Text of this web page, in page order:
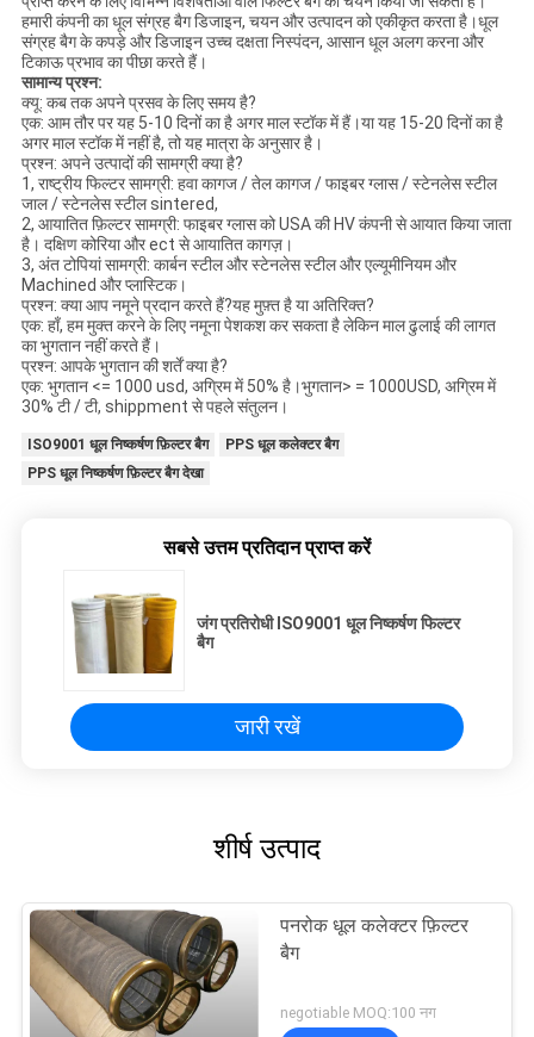
हमारी कंपनी का धूल संग्रह बैग डिजाइन, चयन और उत्पादन को एकीकृत करता है।धूल
संग्रह बैग के कपड़े और डिजाइन उच्च दक्षता निस्पंदन, आसान धूल अलग करना और
टिकाऊ प्रभाव का पीछा करते हैं।
सामान्य प्रश्न:
क्यू: कब तक अपने प्रसव के लिए समय है?
एक: आम तौर पर यह 5-10 दिनों का है अगर माल स्टॉक में हैं।या यह 15-20 दिनों का है
अगर माल स्टॉक में नहीं है, तो यह मात्रा के अनुसार है।
प्रश्न: अपने उत्पादों की सामग्री क्या है?
1, राष्ट्रीय फिल्टर सामग्री: हवा कागज / तेल कागज / फाइबर ग्लास / स्टेनलेस स्टील
जाल / स्टेनलेस स्टील sintered,
2, आयातित फ़िल्टर सामग्री: फाइबर ग्लास को USA की HV कंपनी से आयात किया जाता
है। दक्षिण कोरिया और ect से आयातित कागज़।
3, अंत टोपियां सामग्री: कार्बन स्टील और स्टेनलेस स्टील और एल्यूमीनियम और
Machined और प्लास्टिक।
प्रश्न: क्या आप नमूने प्रदान करते हैं?यह मुफ़्त है या अतिरिक्त?
एक: हाँ, हम मुक्त करने के लिए नमूना पेशकश कर सकता है लेकिन माल ढुलाई की लागत
का भुगतान नहीं करते हैं।
प्रश्न: आपके भुगतान की शर्तें क्या है?
एक: भुगतान <= 1000 usd, अग्रिम में 50% है।भुगतान> = 1000USD, अग्रिम में
30% टी / टी, shippment से पहले संतुलन।
ISO9001 धूल निष्कर्षण फ़िल्टर बैग
PPS धूल कलेक्टर बैग
PPS धूल निष्कर्षण फ़िल्टर बैग देखा
सबसे उत्तम प्रतिदान प्राप्त करें
जंग प्रतिरोधी ISO9001 धूल निष्कर्षण फिल्टर
बैग
जारी रखें
शीर्ष उत्पाद
पनरोक धूल कलेक्टर फ़िल्टर
बैग
negotiable MOQ:100 नग